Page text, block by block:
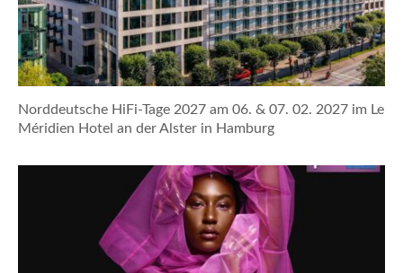
Norddeutsche HiFi-Tage 2027 am 06. & 07. 02. 2027 im Le
Méridien Hotel an der Alster in Hamburg